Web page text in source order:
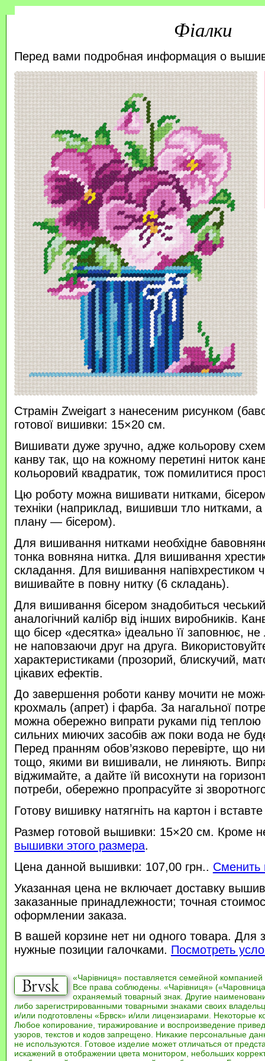
Фіалки
Перед вами подробная информация о
Страмін Zweigart з нанесеним рисунком
готової вишивки: 15×20 см.
Вишивати дуже зручно, адже кольорову
канву так, що на кожному перетині ниток
кольоровий квадратик, тож помилитися
Цю роботу можна вишивати нитками, бісером
техніки (наприклад, вишивши тло нитками, а
плану — бісером).
Для вишивання нитками необхідне
тонка вовняна нитка. Для вишивання
складання. Для вишивання напівхрестиком
вишивайте в повну нитку (6 складань).
Для вишивання бісером знадобиться
аналогічний калібр від інших виробників.
що бісер «десятка» ідеально її заповнює,
не наповзаючи друг на друга.
характеристиками (прозорий, блискучий,
цікавих ефектів.
До завершення роботи канву мочити не
крохмаль (апрет) і фарба. За нагальної
можна обережно випрати руками під
сильних миючих засобів аж поки вода не
Перед пранням обов’язково перевірте, що
тощо, якими ви вишивали, не линяють.
віджимайте, а дайте їй висохнути на
потреби, обережно пропрасуйте зі
Готову вишивку натягніть на картон і
Размер готовой вышивки: 15×20 см. Кроме
вышивки этого размера.
Цена данной вышивки: 107,00 грн.. Сменить
Указанная цена не включает доставку
заказанные принадлежности; точная
оформлении заказа.
В вашей корзине нет ни одного товара. Для
нужные позиции галочками. Посмотреть
«Чарівниця» поставляется семейной компанией
Все права соблюдены. «Чарівниця»
охраняемый товарный знак. Другие
либо зарегистрированными товарными знаками своих
и/или подготовлены «Брвск» и/или лицензиарами. Некоторые
Любое копирование, тиражирование и воспроизведение
узоров, текстов и кодов запрещено. Никакие персональные
не используются. Готовое изделие может отличаться от
искажений в отображении цвета монитором, небольших